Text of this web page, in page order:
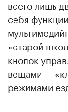
всего лишь
себя
«старой
кнопок
вещами —
режимами